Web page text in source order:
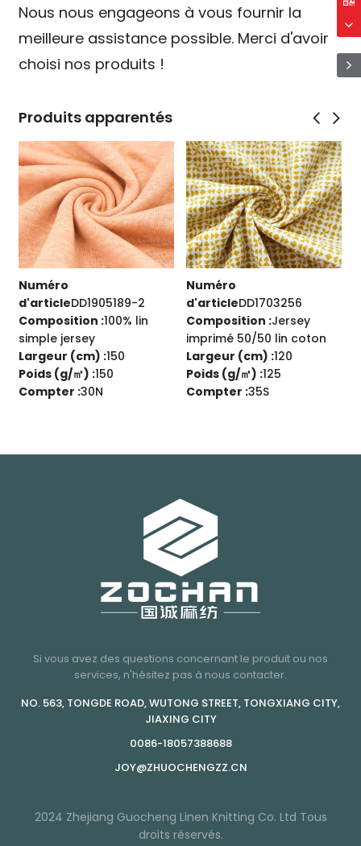
Nous nous engageons à vous fournir la
meilleure assistance possible. Merci d'avoir
choisi nos produits !
Produits apparentés
Numéro
d'articleDD1905189-2
Composition :100% lin
simple jersey
Largeur (cm) :150
Poids (g/㎡) :150
Compter :30N
Numéro
d'articleDD1703256
Composition :Jersey
imprimé 50/50 lin coton
Largeur (cm) :120
Poids (g/㎡) :125
Compter :35S
Si vous avez des questions concernant le produit ou nos
services, n'hésitez pas à nous contacter.
NO. 563, TONGDE ROAD, WUTONG STREET, TONGXIANG CITY,
JIAXING CITY
0086-18057388688
JOY@ZHUOCHENGZZ.CN
2024 Zhejiang Guocheng Linen Knitting Co. Ltd Tous
droits réservés.